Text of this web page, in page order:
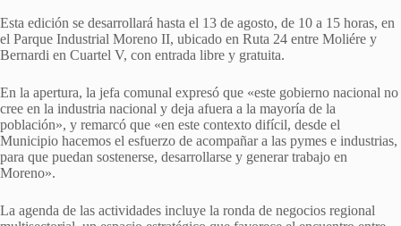
Esta edición se desarrollará hasta el 13 de agosto, de 10 a 15 horas, en
el Parque Industrial Moreno II, ubicado en Ruta 24 entre Moliére y
Bernardi en Cuartel V, con entrada libre y gratuita.
En la apertura, la jefa comunal expresó que «este gobierno nacional no
cree en la industria nacional y deja afuera a la mayoría de la
población», y remarcó que «en este contexto difícil, desde el
Municipio hacemos el esfuerzo de acompañar a las pymes e industrias,
para que puedan sostenerse, desarrollarse y generar trabajo en
Moreno».
La agenda de las actividades incluye la ronda de negocios regional